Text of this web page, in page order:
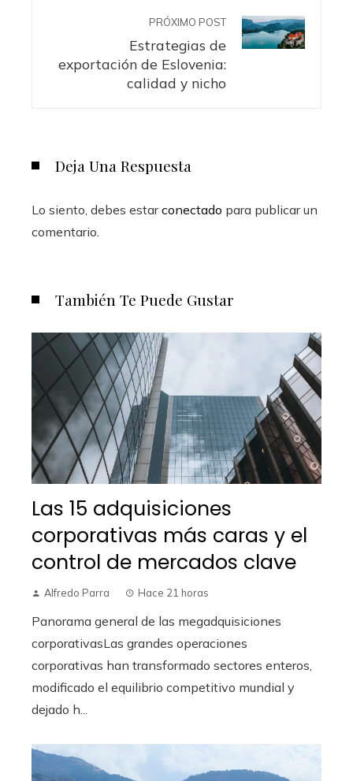
PRÓXIMO POST
Estrategias de
exportación de Eslovenia:
calidad y nicho
Deja Una Respuesta
Lo siento, debes estarconectado para publicar un
comentario.
También Te Puede Gustar
Las 15 adquisiciones
corporativas más caras y el
control de mercados clave
Alfredo Parra Hace 21 horas
Panorama general de las megadquisiciones
corporativasLas grandes operaciones
corporativas han transformado sectores enteros,
modificado el equilibrio competitivo mundial y
dejado h...